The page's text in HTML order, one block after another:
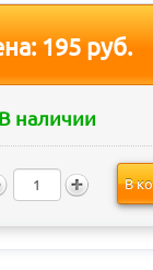
195 руб.
В наличии
В